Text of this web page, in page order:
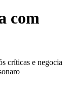
com
críticas e negocia